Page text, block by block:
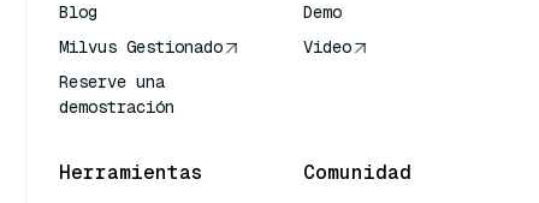
Blog
Milvus Gestionado
Reserve una
demostración
Demo
Video
Herramientas Comunidad